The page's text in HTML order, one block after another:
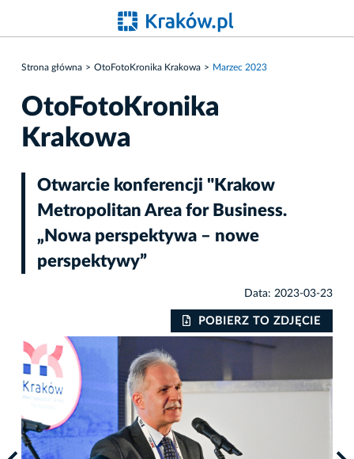
Strona główna OtoFotoKronika Krakowa Marzec 2023
OtoFotoKronika
Krakowa
Otwarcie konferencji "Krakow
Metropolitan Area for Business.
„Nowa perspektywa – nowe
perspektywy”
Data: 2023-03-23
POBIERZ TO ZDJĘCIE